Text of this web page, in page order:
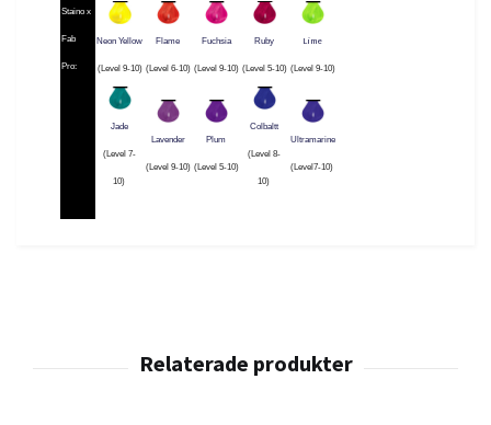
Staino x
Fab
Pro:
Neon Yellow
(Level 9-10)
Flame
(Level 6-10)
Fuchsia
(Level 9-10)
Ruby
(Level 5-10)
Lime
(Level 9-10)
Jade
(Level 7-
10)
Lavender
(Level 9-10)
Plum
(Level 5-10)
Colbaltt
(Level 8-
10)
Ultramarine
(Level7-10)